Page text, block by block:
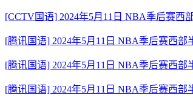
[CCTV国语] 2024年5月11日 NBA季后赛西
[腾讯国语] 2024年5月11日 NBA季后赛西
[腾讯国语] 2024年5月11日 NBA季后赛西部
[腾讯国语] 2024年5月11日 NBA季后赛西部